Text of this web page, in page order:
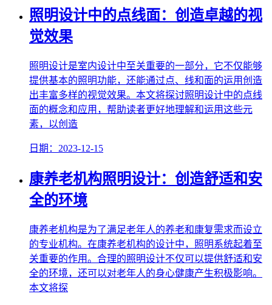
照明设计中的点线面：创造卓越的视
觉效果
照明设计是室内设计中至关重要的一部分，它不仅能够
提供基本的照明功能，还能通过点、线和面的运用创造
出丰富多样的视觉效果。本文将探讨照明设计中的点线
面的概念和应用，帮助读者更好地理解和运用这些元
素，以创造
日期：2023-12-15
康养老机构照明设计：创造舒适和安
全的环境
康养老机构是为了满足老年人的养老和康复需求而设立
的专业机构。在康养老机构的设计中，照明系统起着至
关重要的作用。合理的照明设计不仅可以提供舒适和安
全的环境，还可以对老年人的身心健康产生积极影响。
本文将探